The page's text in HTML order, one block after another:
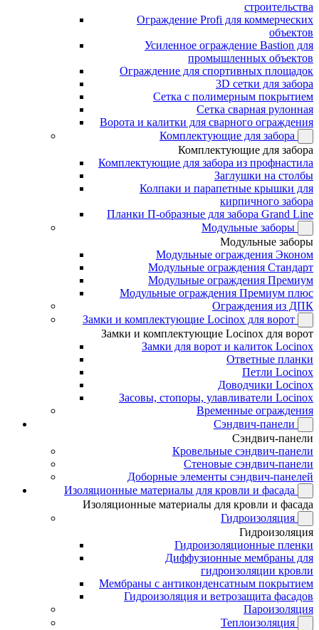
строительства
Ограждение Profi для коммерческих
объектов
Усиленное ограждение Bastion для
промышленных объектов
Ограждение для спортивных площадок
3D сетки для забора
Сетка с полимерным покрытием
Сетка сварная рулонная
Ворота и калитки для сварного ограждения
Комплектующие для забора
Комплектующие для забора
Комплектующие для забора из профнастила
Заглушки на столбы
Колпаки и парапетные крышки для
кирпичного забора
Планки П-образные для забора Grand Line
Модульные заборы
Модульные заборы
Модульные ограждения Эконом
Модульные ограждения Стандарт
Модульные ограждения Премиум
Модульные ограждения Премиум плюс
Ограждения из ДПК
Замки и комплектующие Locinox для ворот
Замки и комплектующие Locinox для ворот
Замки для ворот и калиток Locinox
Ответные планки
Петли Locinox
Доводчики Locinox
Засовы, стопоры, улавливатели Locinox
Временные ограждения
Сэндвич-панели
Сэндвич-панели
Кровельные сэндвич-панели
Стеновые сэндвич-панели
Доборные элементы сэндвич-панелей
Изоляционные материалы для кровли и фасада
Изоляционные материалы для кровли и фасада
Гидроизоляция
Гидроизоляция
Гидроизоляционные пленки
Диффузионные мембраны для
гидроизоляции кровли
Мембраны с антиконденсатным покрытием
Гидроизоляция и ветрозащита фасадов
Пароизоляция
Теплоизоляция